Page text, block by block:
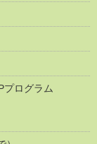
プログラム